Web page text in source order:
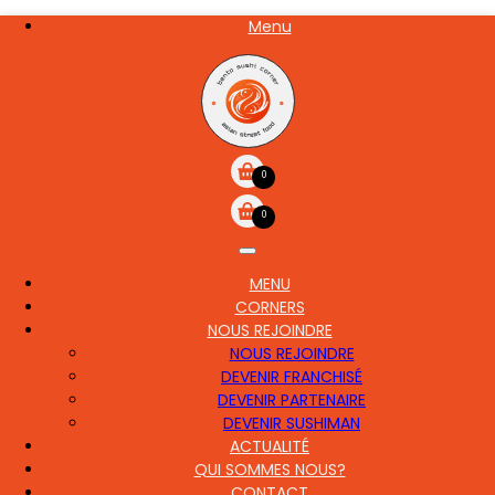
Aller
Menu
0
0
MAIN
MENU
CORNERS
NOUS REJOINDRE
NOUS REJOINDRE
DEVENIR FRANCHISÉ
DEVENIR PARTENAIRE
DEVENIR SUSHIMAN
ACTUALITÉ
QUI SOMMES NOUS?